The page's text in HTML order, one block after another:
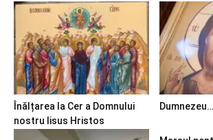
Înălțarea la Cer a Domnului
nostru Iisus Hristos
Dumnezeu…